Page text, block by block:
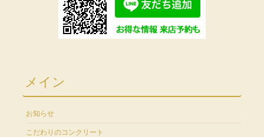
メイン
お知らせ
こだわりのコンクリート